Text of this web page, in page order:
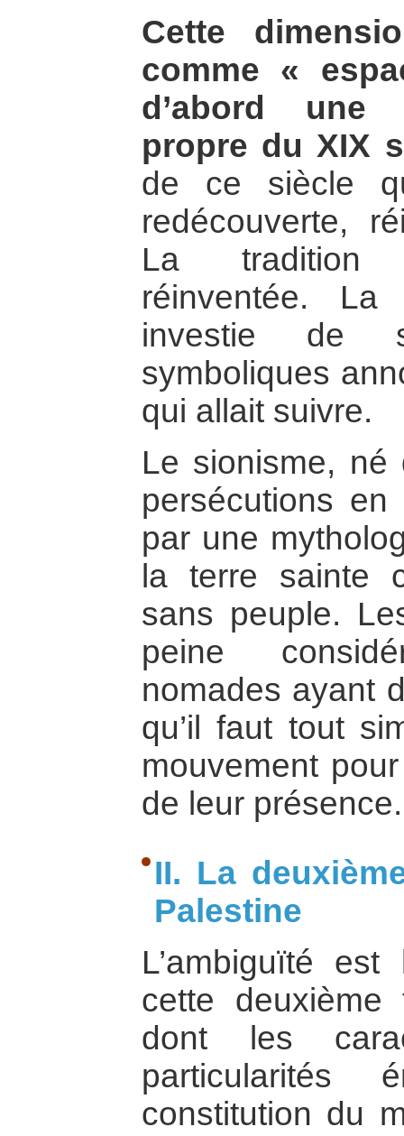
Cette
comme «
d’abord une
propre du XIX
de ce siècle
redécouverte,
La tradition
réinventée.
investie de
symboliques
qui allait suivre.
Le sionisme,
persécutions
par une
la terre sainte
sans peuple.
peine
nomades ayant
qu’il faut tout
mouvement
de leur présence.
II. La
Palestine
L’ambiguïté
cette deuxième
dont les
particularités
constitution du